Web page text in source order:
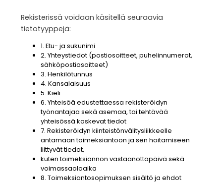
Rekisterissä voidaan käsitellä seuraavia
tietotyyppejä:
1. Etu- ja sukunimi
2. Yhteystiedot (postiosoitteet, puhelinnumerot,
sähköpostiosoitteet)
3. Henkilötunnus
4. Kansalaisuus
5. Kieli
6. Yhteisöä edustettaessa rekisteröidyn
työnantajaa sekä asemaa, tai tehtävää
yhteisössä koskevat tiedot
7. Rekisteröidyn kiinteistönvälitysliikkeelle
antamaan toimeksiantoon ja sen hoitamiseen
liittyvät tiedot,
kuten toimeksiannon vastaanottopäivä sekä
voimassaoloaika
8. Toimeksiantosopimuksen sisältö ja ehdot